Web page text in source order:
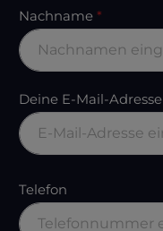
Nachname *
Deine E-Mail-Adresse
Telefon